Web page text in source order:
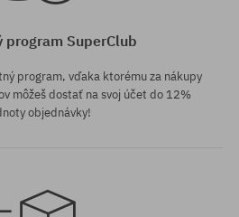
program SuperClub
program, vďaka ktorému za nákupy
môžeš dostať na svoj účet do 12%
objednávky!